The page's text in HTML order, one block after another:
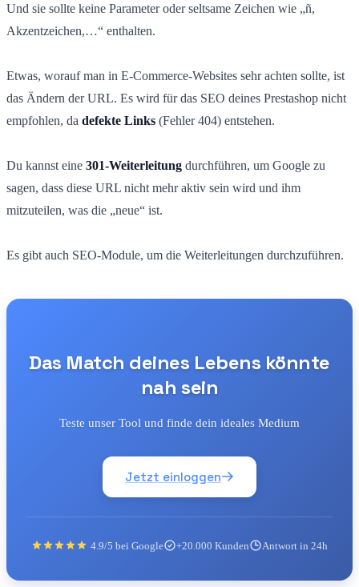
Und sie sollte keine Parameter oder seltsame Zeichen wie „ñ,
Akzentzeichen,…“ enthalten.
Etwas, worauf man in E-Commerce-Websites sehr achten sollte, ist
das Ändern der URL. Es wird für das SEO deines Prestashop nicht
empfohlen, da defekte Links (Fehler 404) entstehen.
Du kannst eine 301-Weiterleitung durchführen, um Google zu
sagen, dass diese URL nicht mehr aktiv sein wird und ihm
mitzuteilen, was die „neue“ ist.
Es gibt auch SEO-Module, um die Weiterleitungen durchzuführen.
Das Match deines Lebens könnte
nah sein
Teste unser Tool und finde dein ideales Medium
Jetzt einloggen
4.9/5 bei Google +20.000 Kunden Antwort in 24h